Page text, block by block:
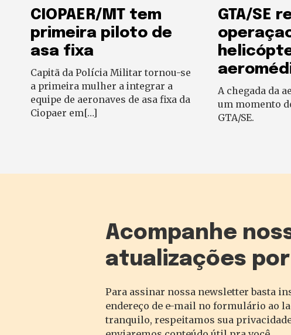
CIOPAER/MT tem
primeira piloto de
asa fixa
Capitã da Polícia Militar tornou-se
a primeira mulher a integrar a
equipe de aeronaves de asa fixa da
Ciopaer em[…]
GTA/SE
A chegada da
um momento
GTA/SE.
Acompanhe
atualizações
Para assinar nossa newsletter basta
endereço de e-mail no formulário ao
tranquilo, respeitamos sua